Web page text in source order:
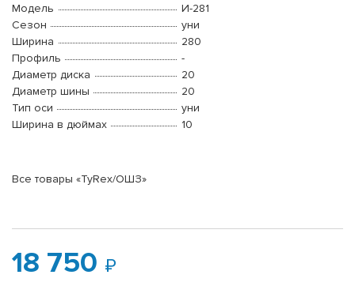
Модель
И-281
Сезон
уни
Ширина
280
Профиль
-
Диаметр диска
20
Диаметр шины
20
Тип оси
уни
Ширина в дюймах
10
Все товары «TyRex/ОШЗ»
18 750